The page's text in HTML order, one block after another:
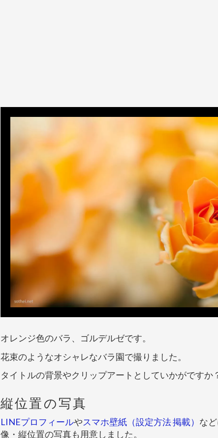
オレンジ色のバラ、ゴルデルゼです。
花束のようなオシャレなバラ園で撮りました。
タイトルの背景やクリップアートとしていかがですか
縦位置の写真
LINEプロフィールやスマホ壁紙（設定方法 掲載） な
像・縦位置の写真も用意しました。